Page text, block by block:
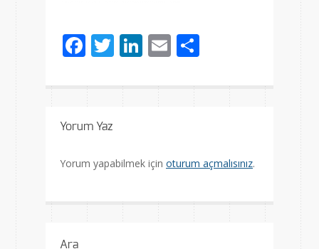
Facebook
Twitter
LinkedIn
Email
Yorum Yaz
Yorum yapabilmek için oturum açmalısınız.
Ara